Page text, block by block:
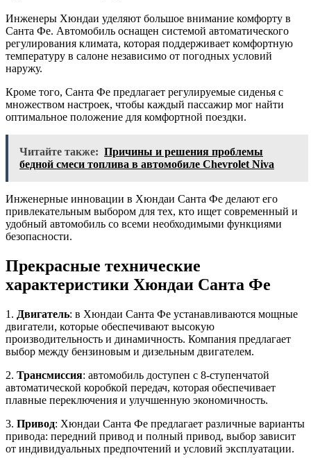
Инженеры Хюндаи уделяют большое внимание комфорту в
Санта Фе. Автомобиль оснащен системой автоматического
регулирования климата, которая поддерживает комфортную
температуру в салоне независимо от погодных условий
наружу.
Кроме того, Санта Фе предлагает регулируемые сиденья с
множеством настроек, чтобы каждый пассажир мог найти
оптимальное положение для комфортной поездки.
Читайте также: Причины и решения проблемы
бедной смеси топлива в автомобиле Chevrolet Niva
Инженерные инновации в Хюндаи Санта Фе делают его
привлекательным выбором для тех, кто ищет современный и
удобный автомобиль со всеми необходимыми функциями
безопасности.
Прекрасные технические
характеристики Хюндаи Санта Фе
1. Двигатель: в Хюндаи Санта Фе устанавливаются мощные
двигатели, которые обеспечивают высокую
производительность и динамичность. Компания предлагает
выбор между бензиновым и дизельным двигателем.
2. Трансмиссия: автомобиль доступен с 8-ступенчатой
автоматической коробкой передач, которая обеспечивает
плавные переключения и улучшенную экономичность.
3. Привод: Хюндаи Санта Фе предлагает различные варианты
привода: передний привод и полный привод, выбор зависит
от индивидуальных предпочтений и условий эксплуатации.